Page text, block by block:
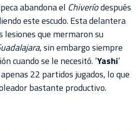
abandona el Chiveríodespués
este escudo. Esta delantera
lesiones que mermaron su
, sin embargo siempre
cuando se le necesitó. ‘Yashi’
22 partidos jugados, lo que
bastante productivo.